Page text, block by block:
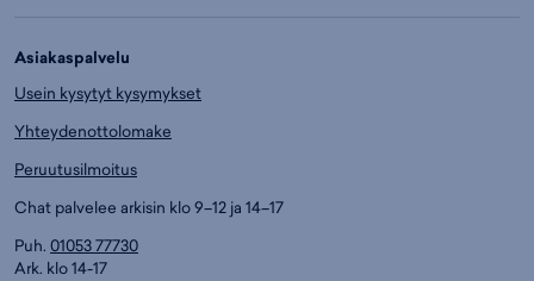
Asiakaspalvelu
Usein kysytyt kysymykset
Yhteydenottolomake
Peruutusilmoitus
Chat palvelee arkisin klo 9–12 ja 14–17
Puh. 01053 77730
Ark. klo 14-17